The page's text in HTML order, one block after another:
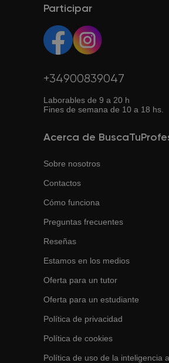
tus necesidades.
Así puedes estudiar desde
a internet.
Participar
+34900839047
Laborables de 9 a 20 h
Fines de semana de 10 a 18 hs.
Acerca de
Sobre nosotros
Contactos
Cómo funciona
Preguntas frecuentes
Reseñas
Estamos en los medios
Oferta para un tutor
Oferta para un estudiante
Política de privacidad
Política de cookies
Política de uso de la inteligencia